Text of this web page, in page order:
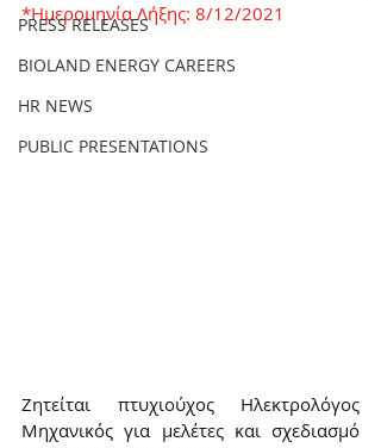
PRESS RELEASES
BIOLAND ENERGY CAREERS
HR NEWS
PUBLIC PRESENTATIONS
*Ημερομηνία Λήξης: 8/12/2021
Ζητείται πτυχιούχος Ηλεκτρολόγος
Μηχανικός για μελέτες και σχεδιασμό